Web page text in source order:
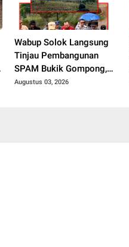
Wabup Solok Langsung
Tinjau Pembangunan
SPAM Bukik Gompong,
Target Rampung Akhir
Augustus 03, 2026